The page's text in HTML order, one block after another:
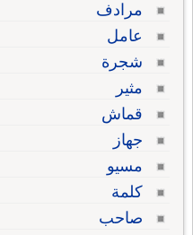
مرادف
عامل
شجرة
مثير
قماش
جهاز
مسيو
كلمة
صاحب